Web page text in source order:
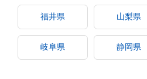
福井県 山梨県
岐阜県 静岡県